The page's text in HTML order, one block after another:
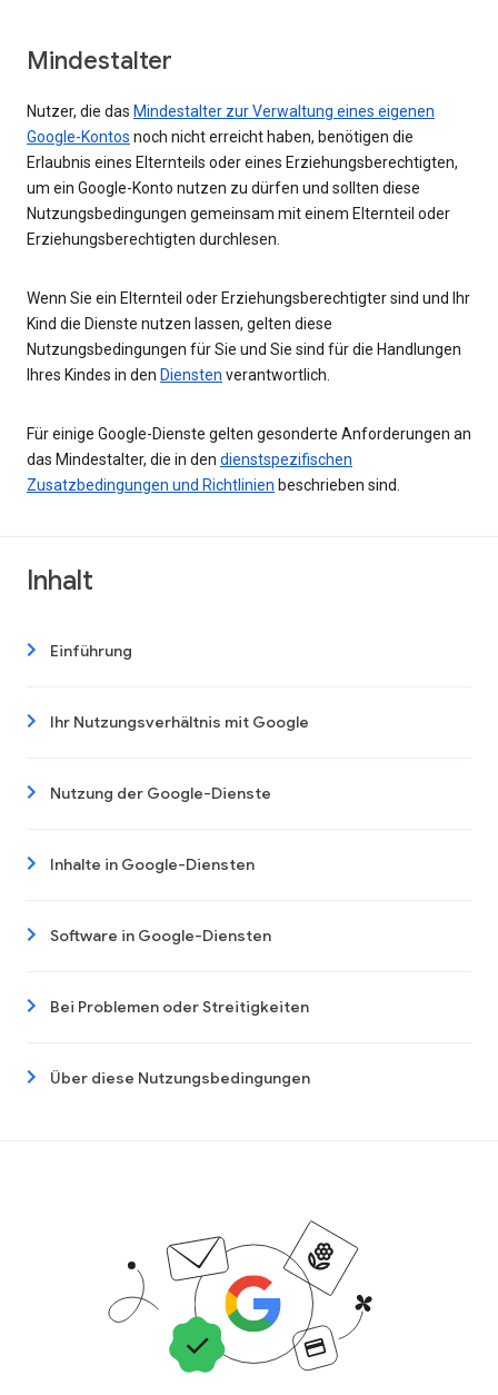
Mindestalter
Nutzer, die das Mindestalter zur Verwaltung eines eigenen
Google-Kontos noch nicht erreicht haben, benötigen die
Erlaubnis eines Elternteils oder eines Erziehungsberechtigten,
um ein Google-Konto nutzen zu dürfen und sollten diese
Nutzungsbedingungen gemeinsam mit einem Elternteil oder
Erziehungsberechtigten durchlesen.
Wenn Sie ein Elternteil oder Erziehungsberechtigter sind und Ihr
Kind die Dienste nutzen lassen, gelten diese
Nutzungsbedingungen für Sie und Sie sind für die Handlungen
Ihres Kindes in den Diensten verantwortlich.
Für einige Google-Dienste gelten gesonderte Anforderungen an
das Mindestalter, die in den dienstspezifischen
Zusatzbedingungen und Richtlinien beschrieben sind.
Inhalt
Einführung
Ihr Nutzungsverhältnis mit Google
Nutzung der Google-Dienste
Inhalte in Google-Diensten
Software in Google-Diensten
Bei Problemen oder Streitigkeiten
Über diese Nutzungsbedingungen